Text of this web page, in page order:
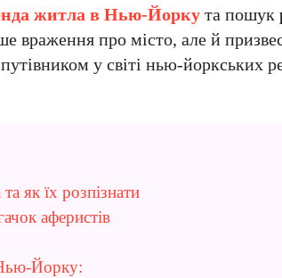
житла в Нью-Йорку та пошук
про місто, але й
у світі нью-йоркських
як їх розпізнати
аферистів
Йорку: